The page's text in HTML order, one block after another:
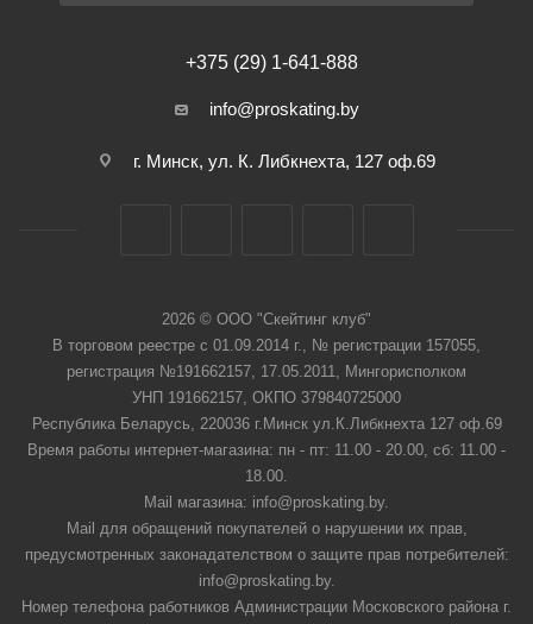
+375 (29) 1-641-888
info@proskating.by
г. Минск, ул. К. Либкнехта, 127 оф.69
2026 © ООО "Скейтинг клуб"
В торговом реестре с 01.09.2014 г., № регистрации 157055,
регистрация №191662157, 17.05.2011, Мингорисполком
УНП 191662157, ОКПО 379840725000
Республика Беларусь, 220036 г.Минск ул.К.Либкнехта 127 оф.69
Время работы интернет-магазина: пн - пт: 11.00 - 20.00, сб: 11.00 -
18.00.
Mail магазина: info@proskating.by.
Mail для обращений покупателей о нарушении их прав,
предусмотренных законадателством о защите прав потребителей:
info@proskating.by.
Номер телефона работников Администрации Московского района г.